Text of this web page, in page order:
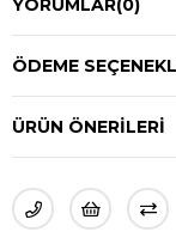
YORUMLAR(0)
ÖDEME
ÜRÜN ÖNERILERI